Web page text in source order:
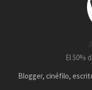
El 50%
Blogger, cinéfilo,